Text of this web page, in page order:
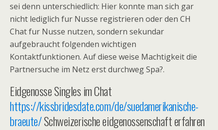
sei denn unterschiedlich: Hier konnte man sich gar
nicht lediglich fur Nusse registrieren oder den CH
Chat fur Nusse nutzen, sondern sekundar
aufgebraucht folgenden wichtigen
Kontaktfunktionen. Auf diese weise Machtigkeit die
Partnersuche im Netz erst durchweg Spa?.
Eidgenosse Singles im Chat
https://kissbridesdate.com/de/suedamerikanische-
braeute/Schweizerische eidgenossenschaft erfahren